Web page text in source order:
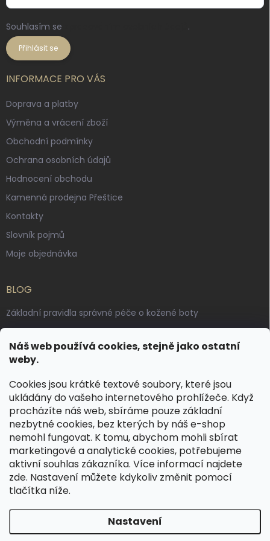
Náš web používá cookies, stejně jako ostatní
weby.
Cookies jsou krátké textové soubory, které jsou
ukládány do vašeho internetového prohlížeče. Když
procházíte náš web, sbíráme pouze základní
nezbytné cookies, bez kterých by náš e-shop
nemohl fungovat. K tomu, abychom mohli sbírat
marketingové a analytické cookies, potřebujeme
aktivní souhlas zákazníka. Více informací najdete
zde. Nastavení můžete kdykoliv změnit pomocí
tlačítka níže.
Nastavení
Souhlasím se .
Přihlásit se
INFORMACE PRO VÁS
Doprava a platby
Výměna a vrácení zboží
Obchodní podmínky
Ochrana osobních údajů
Hodnocení obchodu
Kamenná prodejna Přeštice
Kontakty
Slovník pojmů
Moje objednávka
BLOG
Základní pravidla správné péče o kožené boty
Výroba českých kožených opasků: vůně pravé kůže, dotek
řemesla
KONTAKT
dotazy@spongr.cz
+420 776 663 962
https://www.facebook.com/spongr.cz
spongr.cz